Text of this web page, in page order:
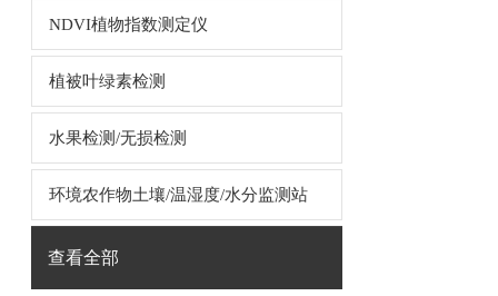
NDVI植物指数测定仪
植被叶绿素检测
水果检测/无损检测
环境农作物土壤/温湿度/水分监测站
查看全部